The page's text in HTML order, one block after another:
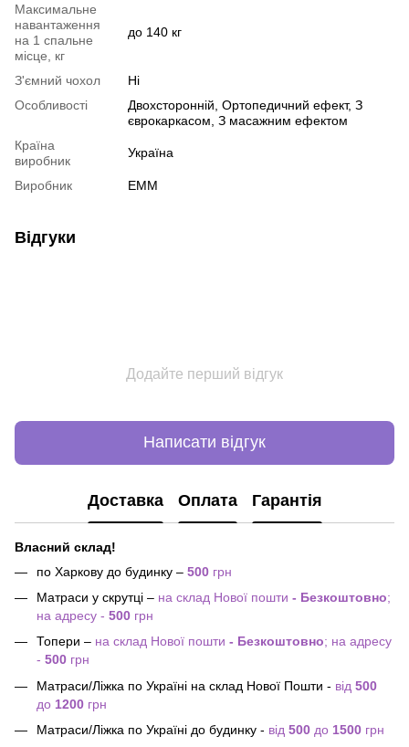
Максимальне
навантаження
на 1 спальне
місце, кг
до 140 кг
З'ємний чохол
Ні
Особливості
Двохсторонній Ортопедичний ефект, З
єврокаркасом З масажним ефектом
Країна
виробник
Україна
Виробник ЕММ
Відгуки
Додайте перший відгук
Написати відгук
Доставка Оплата Гарантія
Власний склад!
по Харкову до будинку – 500 грн
Матраси у скрутці – на склад Нової пошти - Безкоштовно;
на адресу - 500 грн
Топери – на склад Нової пошти - Безкоштовно; на адресу
- 500 грн
Матраси/Ліжка по Україні на склад Нової Пошти - від 500
до 1200 грн
Матраси/Ліжка по Україні до будинку - від 500 до 1500 грн